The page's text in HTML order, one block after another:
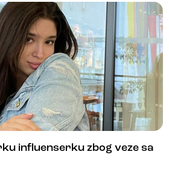
influenserku zbog veze sa